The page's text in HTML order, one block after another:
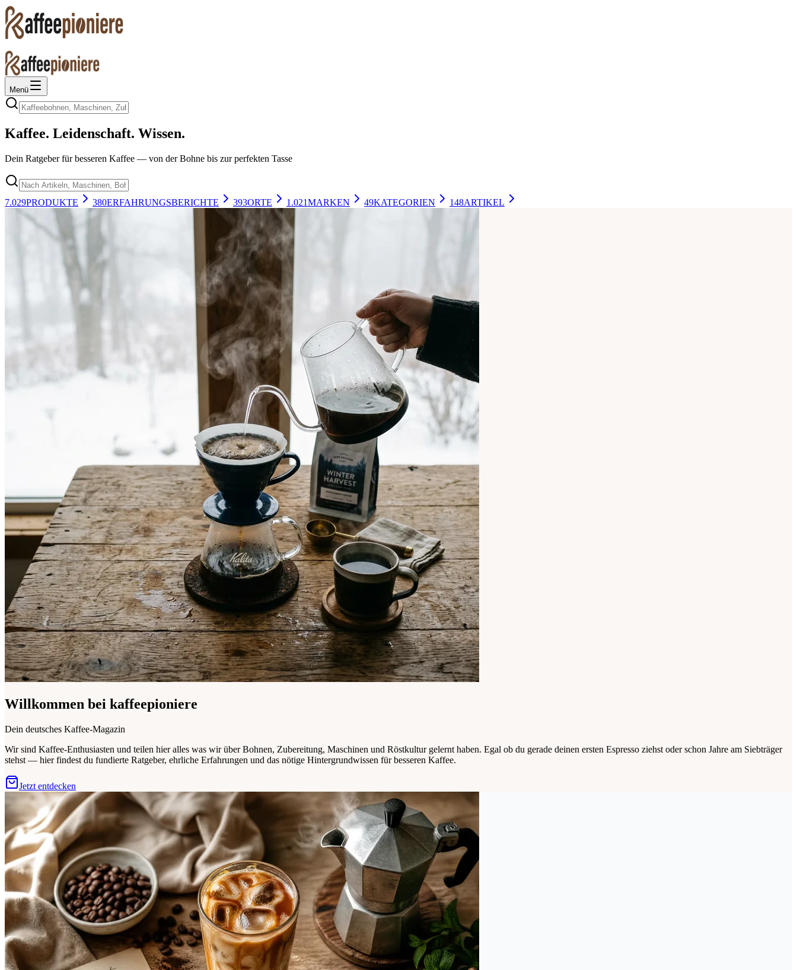
Menü
Kaffee. Leidenschaft. Wissen.
Dein Ratgeber für besseren Kaffee — von der Bohne bis zur perfekten Tasse
7.029PRODUKTE 380ERFAHRUNGSBERICHTE 393ORTE 1.021MARKEN 49KATEGORIEN 148ARTIKEL
Willkommen bei kaffeepioniere
Dein deutsches Kaffee-Magazin
Wir sind Kaffee-Enthusiasten und teilen hier alles was wir über Bohnen, Zubereitung, Maschinen und Röstkultur gelernt haben. Egal ob du gerade deinen ersten Espresso ziehst oder schon Jahre am Siebträger
stehst — hier findest du fundierte Ratgeber, ehrliche Erfahrungen und das nötige Hintergrundwissen für besseren Kaffee.
Jetzt entdecken